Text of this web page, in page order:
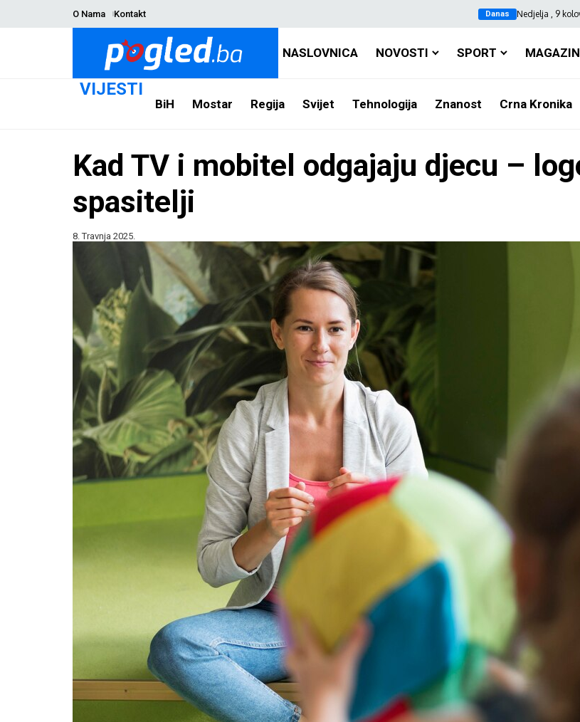
O Nama Kontakt Danas Nedjelja , 9
NASLOVNICA NOVOSTI SPORT MAGAZIN
VIJESTI
BiH Mostar Regija Svijet Tehnologija Znanost Crna Kronika
Kad TV i mobitel odgajaju djecu –
spasitelji
8. Travnja 2025.